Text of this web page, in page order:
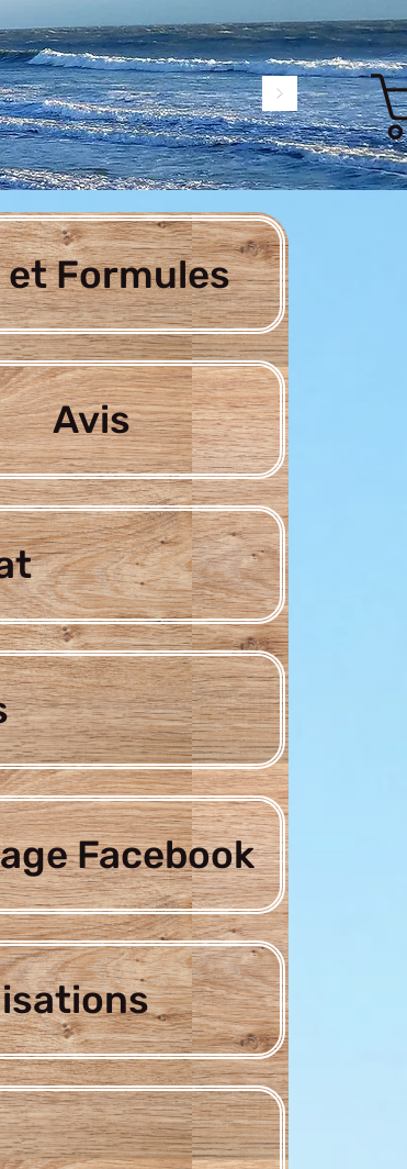
Formules
Avis
Facebook